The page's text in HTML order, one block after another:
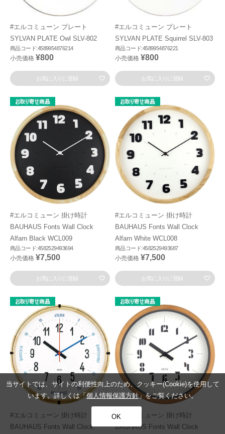
#エルコミューン プレート
SYLVAN PLATE Owl SLV-802
商品コード:4589954876214
小売価格 ¥800
お気に入りに登録
#エルコミューン プレート
SYLVAN PLATE Squirrel SLV-803
商品コード:4589954876221
小売価格 ¥800
お気に入りに登録
#エルコミューン 掛け時計
BAUHAUS Fonts Wall Clock
Alfarn Black WCL009
商品コード:4582529493694
小売価格 ¥7,500
お気に入りに登録
#エルコミューン 掛け時計
BAUHAUS Fonts Wall Clock
Alfarn White WCL008
商品コード:4582529493687
小売価格 ¥7,500
お気に入りに登録
#エルコミューン 掛け時計
BAUHAUS Fonts Wall Clock
#エルコミューン 掛け時計
BAUHAUS Fonts Wall Clock
当サイトでは、サイトの利便性向上のため、クッキー(Cookie)を使用して
います。詳しくは「個人情報保護方針」をご覧ください。
OK